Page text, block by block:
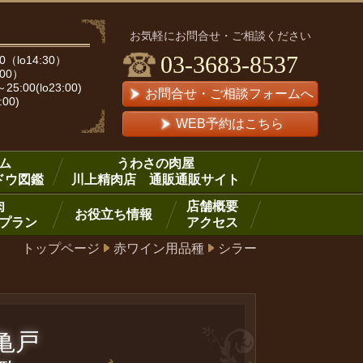
lo14:30）
）
25:00(lo23:00)
お気軽にお問合せ・ご相談ください
03-3683-8537
お問合せ・ご相談フォームへ
WEB予約はこちら
ウ図鑑
うわさの肉屋
川上精肉店 通販通販サイト
ラン
お役立ち情報
店舗概要
アクセス
トップページ
赤ワイン用品種 シラー
戸